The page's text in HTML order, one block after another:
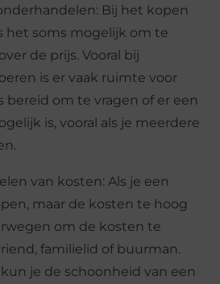
Bij het kopen
het soms mogelijk om te
de prijs. Vooral bij
is er vaak ruimte voor
bereid om te vragen of er een
is, vooral als je meerdere
van kosten: Als je een
maar de kosten te hoog
om de kosten te
familielid of buurman.
je de schoonheid van een